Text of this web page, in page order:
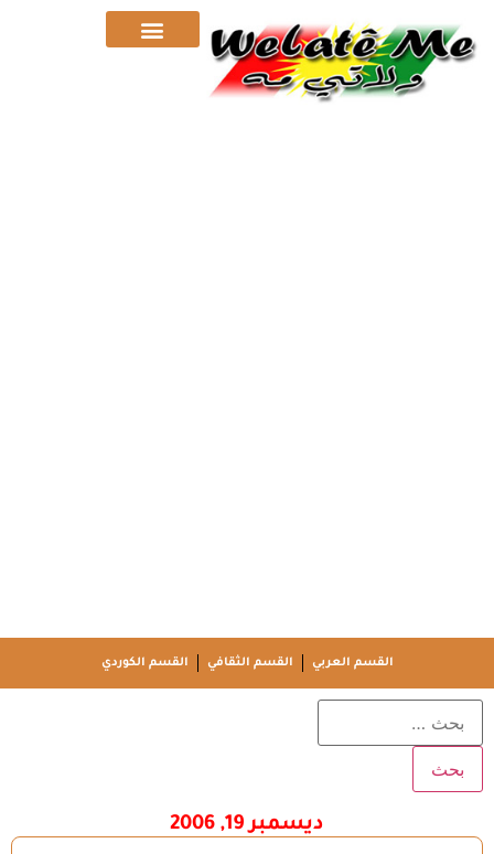
القسم العربي القسم الثقافي القسم الكوردي
ديسمبر 19, 2006